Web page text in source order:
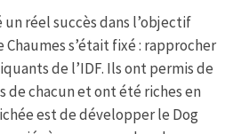
réel succès dans l’objectif
s’était fixé : rapprocher
de l’IDF. Ils ont permis de
de chacun et ont été riches en
est de développer le Dog